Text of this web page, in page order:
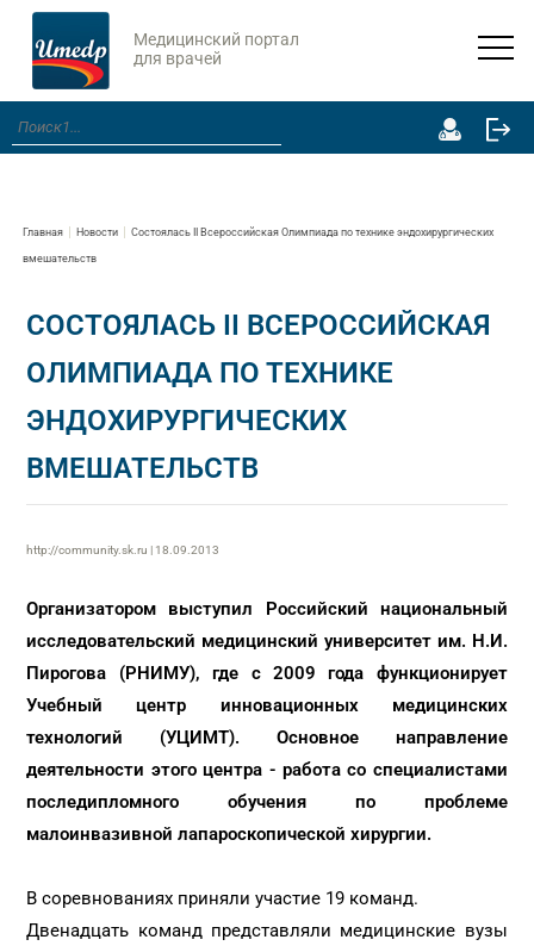
Медицинский портал
для врачей
Главная Новости Состоялась II Всероссийская Олимпиада по технике эндохирургических
вмешательств
СОСТОЯЛАСЬ II ВСЕРОССИЙСКАЯ
ОЛИМПИАДА ПО ТЕХНИКЕ
ЭНДОХИРУРГИЧЕСКИХ
ВМЕШАТЕЛЬСТВ
http://community.sk.ru | 18.09.2013
Организатором выступил Российский национальный
исследовательский медицинский университет им. Н.И.
Пирогова (РНИМУ), где с 2009 года функционирует
Учебный центр инновационных медицинских
технологий (УЦИМТ). Основное направление
деятельности этого центра - работа со специалистами
последипломного обучения по проблеме
малоинвазивной лапароскопической хирургии.
В соревнованиях приняли участие 19 команд.
Двенадцать команд представляли медицинские вузы